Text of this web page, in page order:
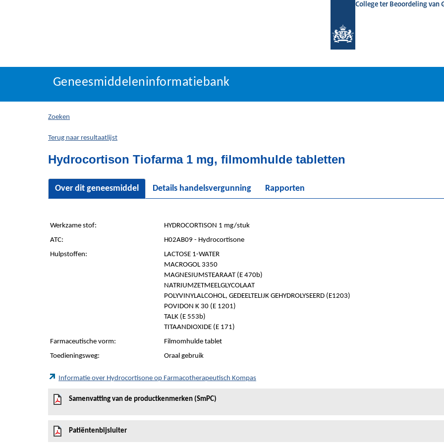
College ter Beoordeling van
Geneesmiddeleninformatiebank
U
hier:
Geneesmiddeleninformatiebank
Zoeken
Terug naar resultaatlijst
Hydrocortison Tiofarma 1 mg, filmomhulde tabletten
Over dit geneesmiddel Details handelsvergunning Rapporten
Werkzame stof:
HYDROCORTISON 1 mg/stuk
ATC:
H02AB09 - Hydrocortisone
Hulpstoffen:
LACTOSE 1-WATER
MACROGOL 3350
MAGNESIUMSTEARAAT (E 470b)
NATRIUMZETMEELGLYCOLAAT
POLYVINYLALCOHOL, GEDEELTELIJK GEHYDROLYSEERD (E1203)
POVIDON K 30 (E 1201)
TALK (E 553b)
TITAANDIOXIDE (E 171)
Farmaceutische vorm:
Filmomhulde tablet
Toedieningsweg:
Oraal gebruik
Informatie over Hydrocortisone op Farmacotherapeutisch Kompas
Samenvatting van de productkenmerken (SmPC)
Patiëntenbijsluiter